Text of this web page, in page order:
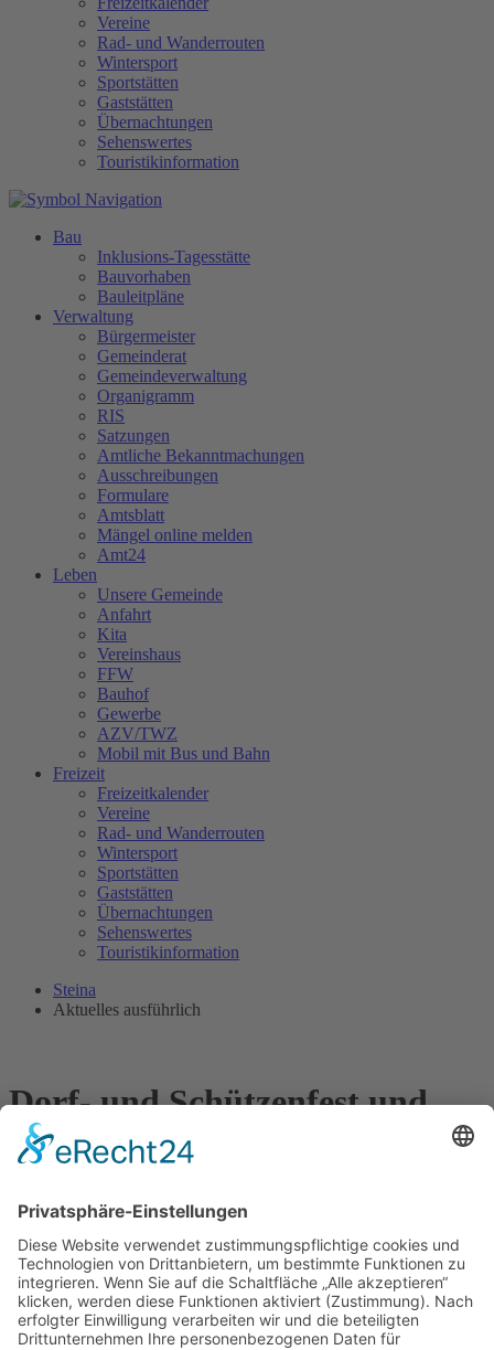
Vereine
Rad- und Wanderrouten
Wintersport
Sportstätten
Gaststätten
Übernachtungen
Sehenswertes
Touristikinformation
Bau
Inklusions-Tagesstätte
Bauvorhaben
Bauleitpläne
Verwaltung
Bürgermeister
Gemeinderat
Gemeindeverwaltung
Organigramm
RIS
Satzungen
Amtliche Bekanntmachungen
Ausschreibungen
Formulare
Amtsblatt
Mängel online melden
Amt24
Leben
Unsere Gemeinde
Anfahrt
Kita
Vereinshaus
FFW
Bauhof
Gewerbe
AZV/TWZ
Mobil mit Bus und Bahn
Freizeit
Freizeitkalender
Vereine
Rad- und Wanderrouten
Wintersport
Sportstätten
Gaststätten
Übernachtungen
Sehenswertes
Touristikinformation
Steina
Aktuelles ausführlich
Dorf- und Schützenfest und
Oldtimertreffen
Oldtimerfreunde Steina laden herzlich ein zum Dorf- und
Schützenfest und zum Oldtimertreffen vom 31 Mai bis 2. Juni 2024.
Plakat
Programm